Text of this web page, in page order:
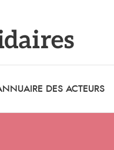
DES ACTEURS